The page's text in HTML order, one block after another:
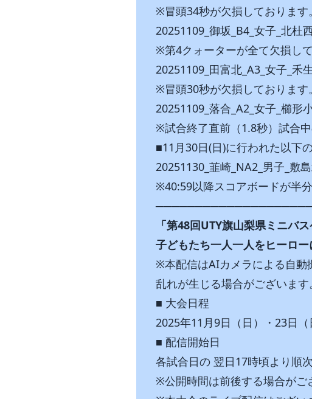
※冒頭34秒が欠損しております。
20251109_御坂_B4_女子_北杜
※第4クォーターが全て欠損して
20251109_田富北_A3_女子_禾
※冒頭30秒が欠損しております。
20251109_落合_A2_女子_櫛形
※試合終了直前（1.8秒）試合
■11月30日(日)に行われた以下
20251130_韮崎_NA2_男子_敷
※40:59以降スコアボードが半分
「第48回UTY旗山梨県ミニバ
子どもたち一人一人をヒーロ
※本配信はAIカメラによる自動
乱れが生じる場合がございます
■ 大会日程
2025年11月9日（日）・23日（
■ 配信開始日
各試合日の 翌日17時頃より順
※公開時間は前後する場合がご